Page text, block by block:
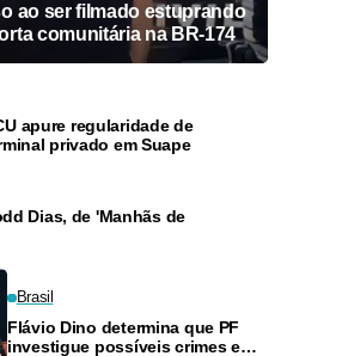
ao ser filmado estuprando
comunitária na BR-174
apure regularidade de
privado em Suape
Dias, de 'Manhãs de
Brasil
Flávio Dino determina que PF
investigue possíveis crimes em